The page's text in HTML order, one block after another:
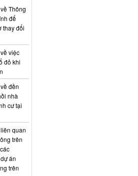
Thông
để
thay đổi
việc
đỏ khi
đền
nhà
cư tại
quan
trên
án
trên